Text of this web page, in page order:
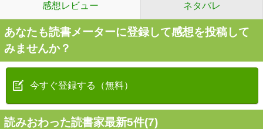
感想レビュー ネタバレ
あなたも読書メーターに登録して感想を投稿して
みませんか？
今すぐ登録する（無料）
読みおわった読書家最新5件(7)